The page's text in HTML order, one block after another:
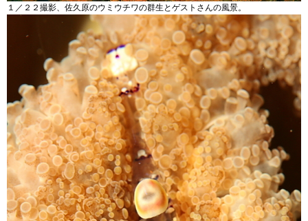
１／２２撮影、佐久原のウミウチワの群生とゲストさんの風景。